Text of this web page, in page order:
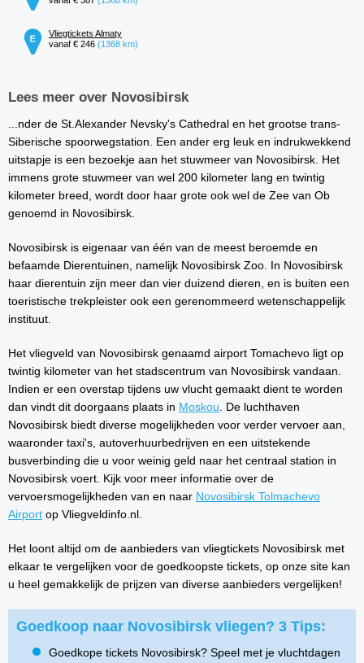
Vliegtickets Almaty
vanaf € 246 (1368 km)
Lees meer over Novosibirsk
...nder de St.Alexander Nevsky's Cathedral en het grootse trans-
Siberische spoorwegstation. Een ander erg leuk en indrukwekkend
uitstapje is een bezoekje aan het stuwmeer van Novosibirsk. Het
immens grote stuwmeer van wel 200 kilometer lang en twintig
kilometer breed, wordt door haar grote ook wel de Zee van Ob
genoemd in Novosibirsk.
Novosibirsk is eigenaar van één van de meest beroemde en
befaamde Dierentuinen, namelijk Novosibirsk Zoo. In Novosibirsk
haar dierentuin zijn meer dan vier duizend dieren, en is buiten een
toeristische trekpleister ook een gerenommeerd wetenschappelijk
instituut.
Het vliegveld van Novosibirsk genaamd airport Tomachevo ligt op
twintig kilometer van het stadscentrum van Novosibirsk vandaan.
Indien er een overstap tijdens uw vlucht gemaakt dient te worden
dan vindt dit doorgaans plaats in Moskou. De luchthaven
Novosibirsk biedt diverse mogelijkheden voor verder vervoer aan,
waaronder taxi's, autoverhuurbedrijven en een uitstekende
busverbinding die u voor weinig geld naar het centraal station in
Novosibirsk voert. Kijk voor meer informatie over de
vervoersmogelijkheden van en naar Novosibirsk Tolmachevo
Airport op Vliegveldinfo.nl.
Het loont altijd om de aanbieders van vliegtickets Novosibirsk met
elkaar te vergelijken voor de goedkoopste tickets, op onze site kan
u heel gemakkelijk de prijzen van diverse aanbieders vergelijken!
Goedkoop naar Novosibirsk vliegen? 3 Tips:
Goedkope tickets Novosibirsk? Speel met je vluchtdagen